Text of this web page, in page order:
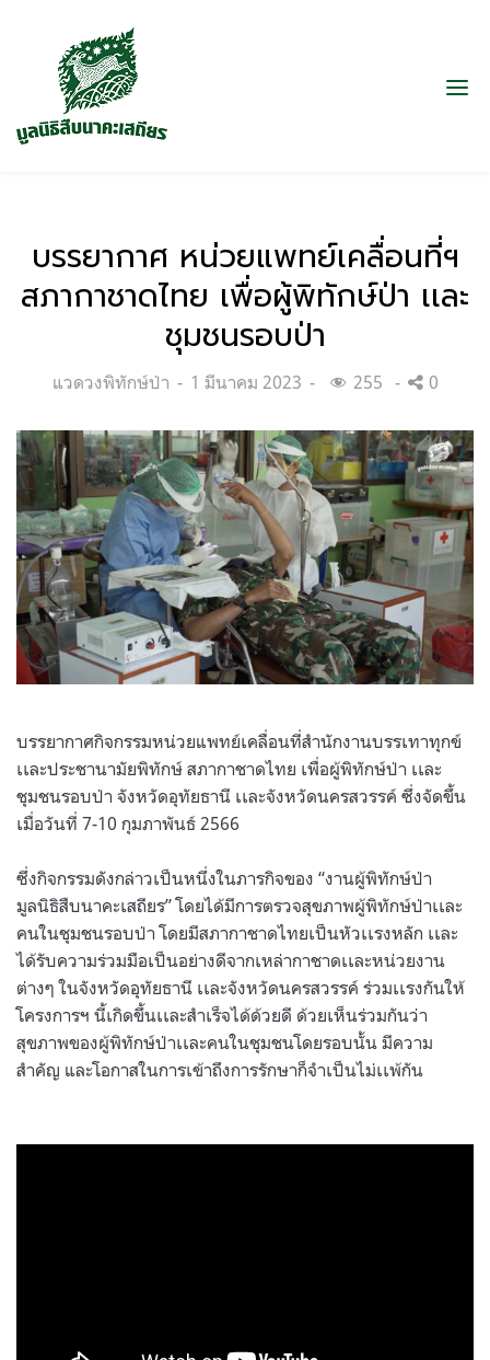
บรรยากาศ หน่วยแพทย์เคลื่อนที่ฯ
สภากาชาดไทย เพื่อผู้พิทักษ์ป่า เเละ
ชุมชนรอบป่า
Categories:
แวดวงพิทักษ์ป่า
Posted
1 มีนาคม 2023 255 0
บรรยากาศกิจกรรมหน่วยแพทย์เคลื่อนที่สำนักงานบรรเทาทุกข์
เเละประชานามัยพิทักษ์ สภากาชาดไทย เพื่อผู้พิทักษ์ป่า เเละ
ชุมชนรอบป่า จังหวัดอุทัยธานี เเละจังหวัดนครสวรรค์ ซึ่งจัดขึ้น
เมื่อวันที่ 7-10 กุมภาพันธ์ 2566
ซึ่งกิจกรรมดังกล่าวเป็นหนึ่งในภารกิจของ “งานผู้พิทักษ์ป่า
มูลนิธิสืบนาคะเสถียร” โดยได้มีการตรวจสุขภาพผู้พิทักษ์ป่าเเละ
คนในชุมชนรอบป่า โดยมีสภากาชาดไทยเป็นหัวเเรงหลัก เเละ
ได้รับความร่วมมือเป็นอย่างดีจากเหล่ากาชาดเเละหน่วยงาน
ต่างๆ ในจังหวัดอุทัยธานี เเละจังหวัดนครสวรรค์ ร่วมเเรงกันให้
โครงการฯ นี้เกิดขึ้นเเละสำเร็จได้ด้วยดี ด้วยเห็นร่วมกันว่า
สุขภาพของผู้พิทักษ์ป่าเเละคนในชุมชนโดยรอบนั้น มีความ
สำคัญ และโอกาสในการเข้าถึงการรักษาก็จำเป็นไม่เเพ้กัน